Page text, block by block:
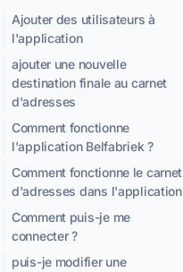
Ajouter des utilisateurs à
l'application
ajouter une nouvelle
destination finale au carnet
d'adresses
Comment fonctionne
l'application Belfabriek ?
Comment fonctionne le carnet
d'adresses dans l'application
Comment puis-je me
connecter ?
puis-je modifier une